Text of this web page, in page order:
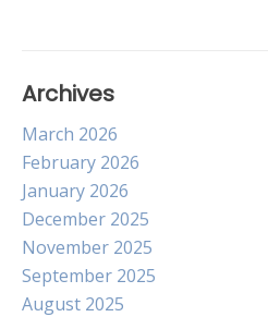
Archives
March 2026
February 2026
January 2026
December 2025
November 2025
September 2025
August 2025